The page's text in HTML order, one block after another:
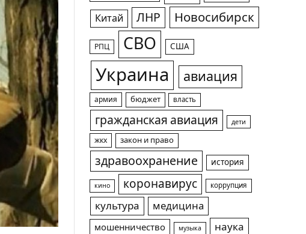
Китай ЛНР Новосибирск
РПЦ СВО США
Украина авиация
армия бюджет власть
гражданская авиация дети
жкх закон и право
здравоохранение история
кино коронавирус коррупция
культура медицина
мошенничество музыка
наука